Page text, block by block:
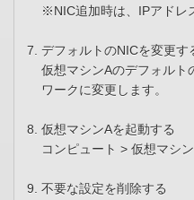
※NIC追加時は、IPアドレ
デフォルトのNICを変更す
仮想マシンAのデフォルト
ワークに変更します。
仮想マシンAを起動する
コンピュート > 仮想マシ
不要な設定を削除する